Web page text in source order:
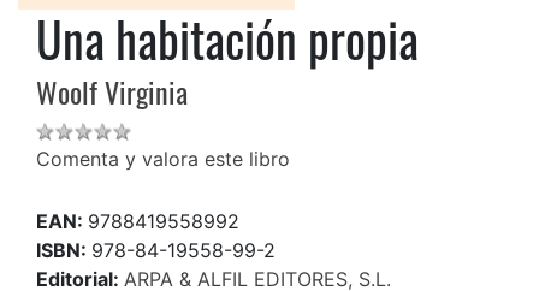
Una habitación propia
Woolf Virginia
Comenta y valora este libro
EAN: 9788419558992
ISBN: 978-84-19558-99-2
Editorial: ARPA & ALFIL EDITORES, S.L.